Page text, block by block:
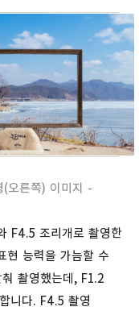
오른쪽) 이미지 -
F4.5 조리개로 촬영한
현 능력을 가늠할 수
촬영했는데, F1.2
니다. F4.5 촬영